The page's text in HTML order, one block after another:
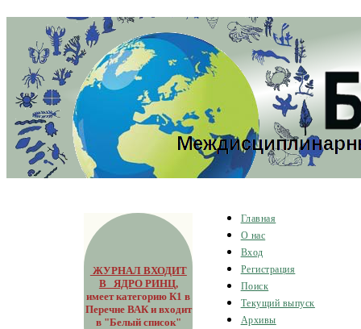
ЖУРНАЛ ВХОДИТ
В ЯДРО РИНЦ,
имеет категорию К1 в
Перечне ВАК и входит
в "Белый список"
Главная
О нас
Вход
Регистрация
Поиск
Текущий выпуск
Архивы